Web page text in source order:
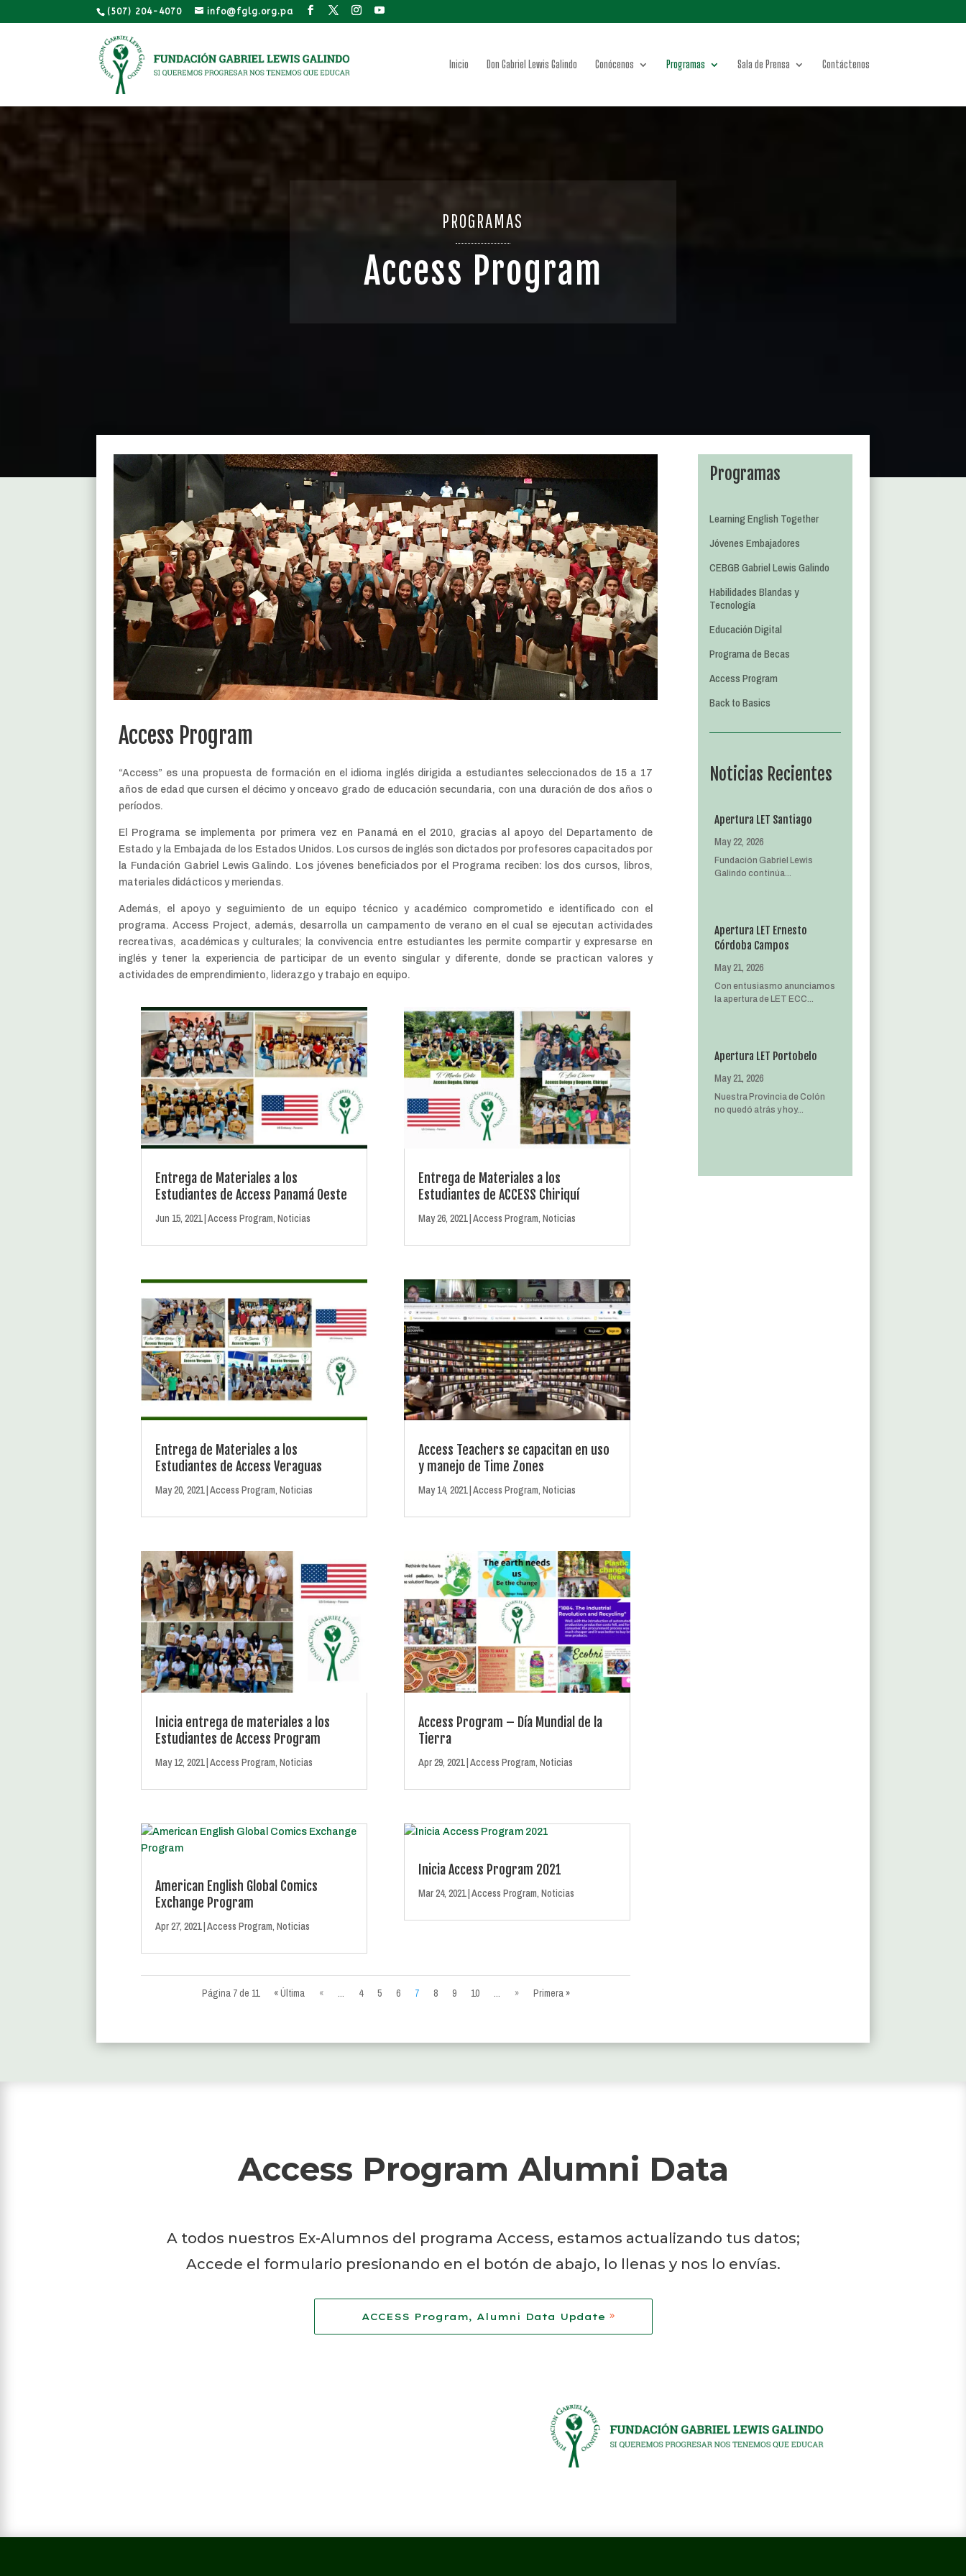
(507) 204-4070 info@fglg.org.pa
Inicio Don Gabriel Lewis Galindo Conócenos Programas Sala de Prensa Contáctenos
PROGRAMAS
Access Program
Access Program
“Access” es una propuesta de formación en el idioma inglés dirigida a estudiantes seleccionados de 15 a 17
años de edad que cursen el décimo y onceavo grado de educación secundaria, con una duración de dos años o
períodos.
El Programa se implementa por primera vez en Panamá en el 2010, gracias al apoyo del Departamento de
Estado y la Embajada de los Estados Unidos. Los cursos de inglés son dictados por profesores capacitados por
la Fundación Gabriel Lewis Galindo. Los jóvenes beneficiados por el Programa reciben: los dos cursos, libros,
materiales didácticos y meriendas.
Además, el apoyo y seguimiento de un equipo técnico y académico comprometido e identificado con el
programa. Access Project, además, desarrolla un campamento de verano en el cual se ejecutan actividades
recreativas, académicas y culturales; la convivencia entre estudiantes les permite compartir y expresarse en
inglés y tener la experiencia de participar de un evento singular y diferente, donde se practican valores y
actividades de emprendimiento, liderazgo y trabajo en equipo.
Entrega de Materiales a los
Estudiantes de Access Panamá Oeste
Jun 15, 2021|Access Program,Noticias
Entrega de Materiales a los
Estudiantes de Access Veraguas
May 20, 2021|Access Program,Noticias
Inicia entrega de materiales a los
Estudiantes de Access Program
May 12, 2021|Access Program,Noticias
American English Global Comics
Exchange Program
Apr 27, 2021|Access Program,Noticias
Entrega de Materiales a los
Estudiantes de ACCESS Chiriquí
May 26, 2021|Access Program, Noticias
Access Teachers se capacitan en uso
y manejo de Time Zones
May 14, 2021| Access Program, Noticias
Access Program – Día Mundial de la
Tierra
Apr 29, 2021|Access Program, Noticias
Inicia Access Program 2021
Mar 24, 2021|Access Program, Noticias
Página 7 de 11 « Última « ... 4 5 6 7 8 9 10 ... » Primera »
Programas
Learning English Together
Jóvenes Embajadores
CEBGB Gabriel Lewis Galindo
Habilidades Blandas y
Tecnología
Educación Digital
Programa de Becas
Access Program
Back to Basics
Noticias Recientes
Apertura LET Santiago
May 22, 2026
Fundación Gabriel Lewis
Galindo continúa...
Apertura LET Ernesto
Córdoba Campos
May 21, 2026
Con entusiasmo anunciamos
la apertura de LET ECC...
Apertura LET Portobelo
May 21, 2026
Nuestra Provincia de Colón
no quedó atrás y hoy...
Access Program Alumni Data
A todos nuestros Ex-Alumnos del programa Access, estamos actualizando tus datos;
Accede el formulario presionando en el botón de abajo, lo llenas y nos lo envías.
ACCESS Program, Alumni Data Update